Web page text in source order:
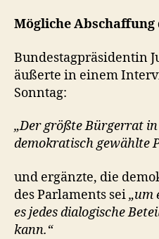
Mögliche
Bundestagpräsidentin
äußerte in einem
Sonntag:
„Der größte Bürgerrat
demokratisch gewählte
und ergänzte, die
des Parlaments sei„um
es jedes dialogische
kann.“